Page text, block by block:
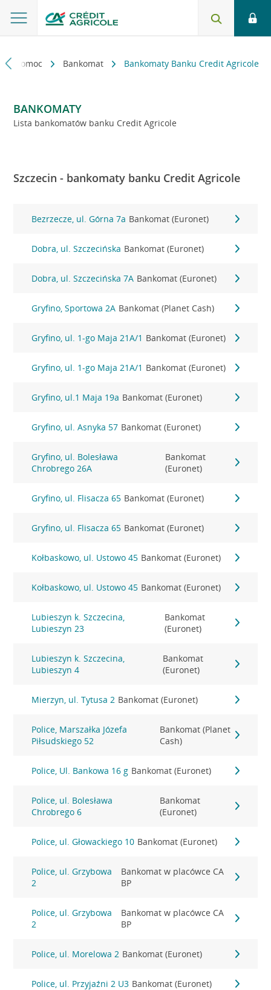
i pomoc Bankomat Bankomaty Banku Credit Agricole
BANKOMATY
Lista bankomatów banku Credit Agricole
Szczecin - bankomaty banku Credit Agricole
Bezrzecze, ul. Górna 7a Bankomat (Euronet)
Dobra, ul. Szczecińska Bankomat (Euronet)
Dobra, ul. Szczecińska 7A Bankomat (Euronet)
Gryfino, Sportowa 2A Bankomat (Planet Cash)
Gryfino, ul. 1-go Maja 21A/1 Bankomat (Euronet)
Gryfino, ul. 1-go Maja 21A/1 Bankomat (Euronet)
Gryfino, ul.1 Maja 19a Bankomat (Euronet)
Gryfino, ul. Asnyka 57 Bankomat (Euronet)
Gryfino, ul. Bolesława
Chrobrego 26A
Bankomat
(Euronet)
Gryfino, ul. Flisacza 65 Bankomat (Euronet)
Gryfino, ul. Flisacza 65 Bankomat (Euronet)
Kołbaskowo, ul. Ustowo 45 Bankomat (Euronet)
Kołbaskowo, ul. Ustowo 45 Bankomat (Euronet)
Lubieszyn k. Szczecina,
Lubieszyn 23
Bankomat
(Euronet)
Lubieszyn k. Szczecina,
Lubieszyn 4
Bankomat
(Euronet)
Mierzyn, ul. Tytusa 2 Bankomat (Euronet)
Police, Marszałka Józefa
Piłsudskiego 52
Bankomat (Planet
Cash)
Police, Ul. Bankowa 16 g Bankomat (Euronet)
Police, ul. Bolesława
Chrobrego 6
Bankomat
(Euronet)
Police, ul. Głowackiego 10 Bankomat (Euronet)
Police, ul. Grzybowa
2
Bankomat w placówce CA
BP
Police, ul. Grzybowa
2
Bankomat w placówce CA
BP
Police, ul. Morelowa 2 Bankomat (Euronet)
Police, ul. Przyjaźni 2 U3 Bankomat (Euronet)